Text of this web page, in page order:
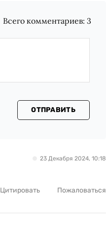
Всего комментариев:3
ОТПРАВИТЬ
23 Декабря 2024, 10:18
Цитировать Пожаловаться